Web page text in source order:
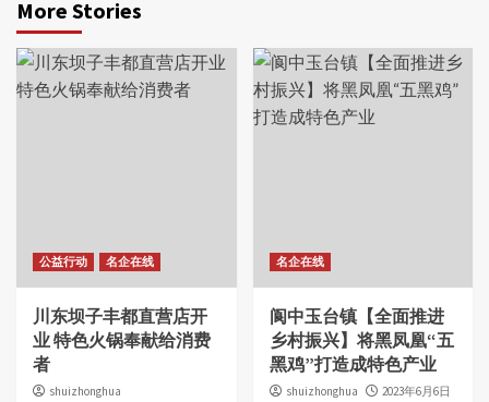
More Stories
公益行动 名企在线
川东坝子丰都直营店开
业 特色火锅奉献给消费
者
shuizhonghua
名企在线
阆中玉台镇【全面推进
乡村振兴】将黑凤凰“五
黑鸡”打造成特色产业
shuizhonghua
2023年6月6日